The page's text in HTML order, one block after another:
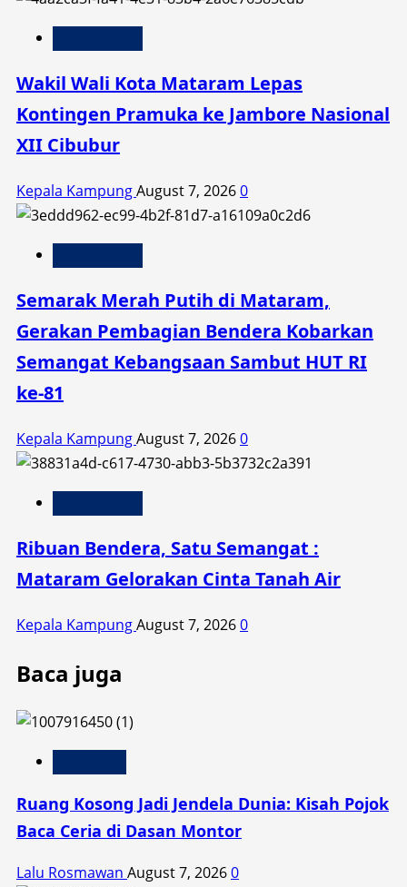
Wakil Wali Kota Mataram Lepas
Kontingen Pramuka ke Jambore Nasional
XII Cibubur
Kepala KampungAugust 7, 20260
Semarak Merah Putih di Mataram,
Gerakan Pembagian Bendera Kobarkan
Semangat Kebangsaan Sambut HUT RI
ke-81
Kepala KampungAugust 7, 20260
Ribuan Bendera, Satu Semangat :
Mataram Gelorakan Cinta Tanah Air
Kepala KampungAugust 7, 20260
Baca juga
Ruang Kosong Jadi Jendela Dunia: Kisah Pojok
Baca Ceria di Dasan Montor
Lalu Rosmawan August 7, 20260